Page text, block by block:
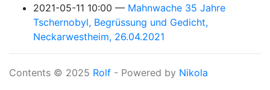
2021-05-11 10:00
Mahnwache 35 Jahre
Tschernobyl, Begrüssung und Gedicht,
Neckarwestheim, 26.04.2021
Contents © 2025 Rolf - Powered by Nikola